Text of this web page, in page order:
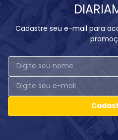
Cadastre seu e-mail para